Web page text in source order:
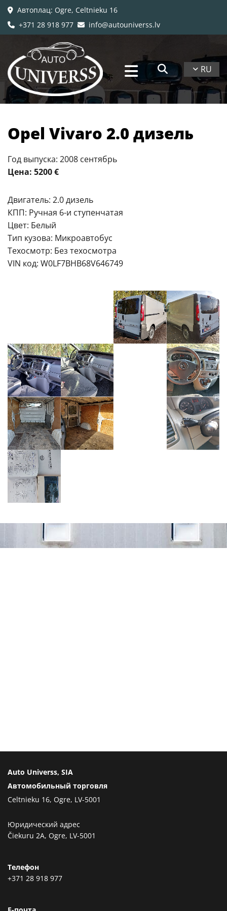
 Автоплац: Ogre, Celtnieku 16
 +371 28 918 977  info@autouniverss.lv
RU
Opel Vivaro 2.0 дизель
Год выпуска: 2008 сентябрь
Цена: 5200 €
Двигатель: 2.0 дизель
КПП: Ручная 6-и ступенчатая
Цвет: Белый
Тип кузова: Микроавтобус
Техосмотр: Без техосмотра
VIN код: W0LF7BHB68V646749
Auto Universs, SIA
Автомобильный торговля
Celtnieku 16, Ogre, LV-5001
Юридический адрес
Čiekuru 2A, Ogre, LV-5001
Телефон
+371 28 918 977